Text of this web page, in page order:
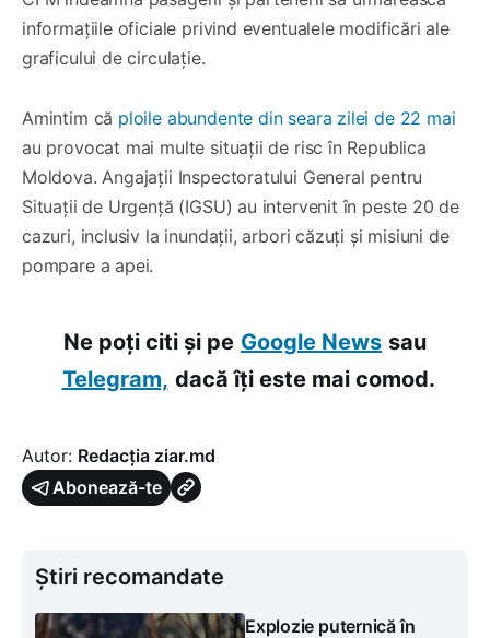
informațiile oficiale privind eventualele modificări ale
graficului de circulație.
Amintim că ploile abundente din seara zilei de 22 mai
au provocat mai multe situații de risc în Republica
Moldova. Angajații Inspectoratului General pentru
Situații de Urgență (IGSU) au intervenit în peste 20 de
cazuri, inclusiv la inundații, arbori căzuți și misiuni de
pompare a apei.
Ne poți citi și pe Google News sau
Telegram, dacă îți este mai comod.
Autor: Redacția ziar.md
Abonează-te
Știri recomandate
Explozie puternică în